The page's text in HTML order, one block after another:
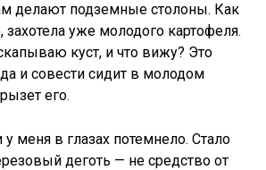
делают подземные столоны. Как
захотела уже молодого картофеля.
куст, и что вижу? Это
и совести сидит в молодом
его.
меня в глазах потемнело. Стало
деготь — не средство от